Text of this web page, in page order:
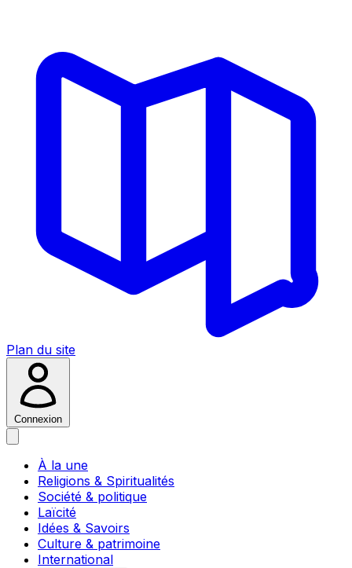
Plan du site
Connexion
À la une
Religions & Spiritualités
Société & politique
Laïcité
Idées & Savoirs
Culture & patrimoine
International